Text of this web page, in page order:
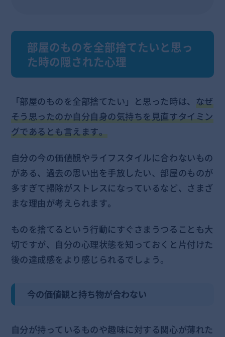
部屋のものを全部捨てたいと思っ
た時の隠された心理
「部屋のものを全部捨てたい」と思った時は、 なぜ
そう思ったのか自分自身の気持ちを見直すタイミン
グであるとも言えます。
自分の今の価値観やライフスタイルに合わないもの
がある、過去の思い出を手放したい、部屋のものが
多すぎて掃除がストレスになっているなど、さまざ
まな理由が考えられます。
ものを捨てるという行動にすぐさまうつることも大
切ですが、自分の心理状態を知っておくと片付けた
後の達成感をより感じられるでしょう。
今の価値観と持ち物が合わない
自分が持っているものや趣味に対する関心が薄れた